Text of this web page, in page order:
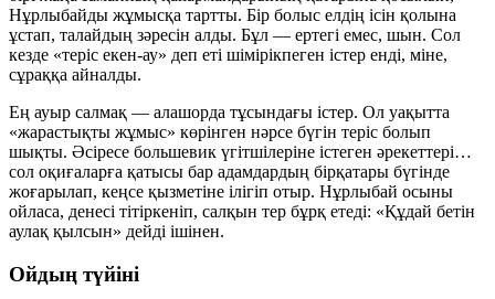
Нұрлыбайды жұмысқа тартты. Бір болыс елдің ісін қолына
ұстап, талайдың зәресін алды. Бұл — ертегі емес, шын. Сол
кезде «теріс екен-ау» деп еті шімірікпеген істер енді, міне,
сұраққа айналды.
Ең ауыр салмақ — алашорда тұсындағы істер. Ол уақытта
«жарастықты жұмыс» көрінген нәрсе бүгін теріс болып
шықты. Әсіресе большевик үгітшілеріне істеген әрекеттері…
сол оқиғаларға қатысы бар адамдардың бірқатары бүгінде
жоғарылап, кеңсе қызметіне ілігіп отыр. Нұрлыбай осыны
ойласа, денесі тітіркеніп, салқын тер бұрқ етеді: «Құдай бетін
аулақ қылсын» дейді ішінен.
Ойдың түйіні